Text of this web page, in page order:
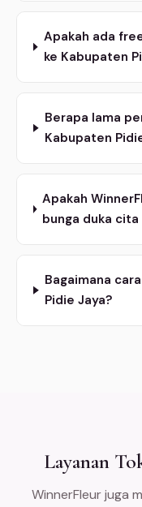
Apakah ada
ke Kabupaten
Berapa lama
Kabupaten
Apakah
bunga duka
Bagaimana
Pidie Jaya?
Layanan
WinnerFleur juga